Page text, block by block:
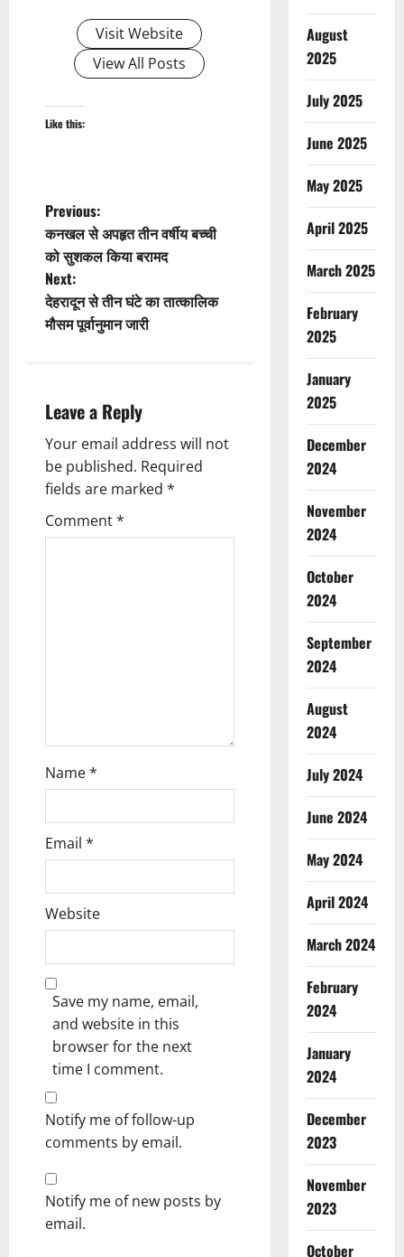
Visit Website
View All Posts
Like this:
P
o
s
t
a
v
i
g
Previous:
कनखल से अपहृत तीन वर्षीय बच्ची
को सुशकल किया बरामद
Next:
देहरादून से तीन घंटे का तात्कालिक
मौसम पूर्वानुमान जारी
Leave a Reply
Your email address will not
be published. Required
fields are marked *
Comment*
Name*
Email *
Website
Save my name, email,
and website in this
browser for the next
time I comment.
Notify me of follow-up
comments by email.
Notify me of new posts by
email.
August
2025
July 2025
June 2025
May 2025
April 2025
March 2025
February
2025
January
2025
December
2024
November
2024
October
2024
September
2024
August
2024
July 2024
June 2024
May 2024
April 2024
March 2024
February
2024
January
2024
December
2023
November
2023
October